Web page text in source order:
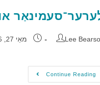
Lee מאַי 27, 2016
Continue Reading